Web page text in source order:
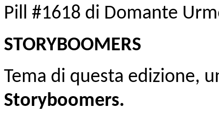
Pill #1618 di Domante
STORYBOOMERS
Tema di questa edizione,
Storyboomers.